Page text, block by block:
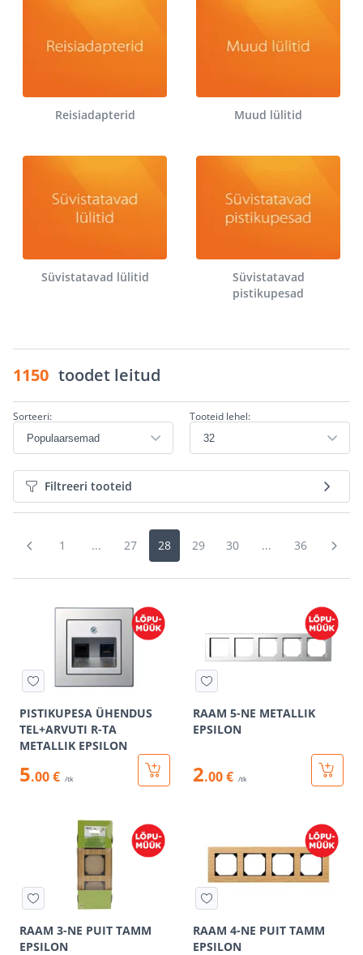
Reisiadapterid Muud lülitid
Süvistatavad lülitid
Süvistatavad
pistikupesad
1150 toodet leitud
Sorteeri: Tooteid lehel:
Filtreeri tooteid
1 ... 27 28 29 30 ... 36
PISTIKUPESA ÜHENDUS
TEL+ARVUTI R-TA
METALLIK EPSILON
5.00 € /tk
RAAM 5-NE METALLIK
EPSILON
2.00 € /tk
RAAM 3-NE PUIT TAMM
EPSILON
RAAM 4-NE PUIT TAMM
EPSILON